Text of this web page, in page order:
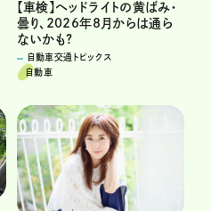
【車検】ヘッドライトの黄ばみ・
曇り、2026年8月からは通ら
ないかも?
自動車交通トピックス
自動車